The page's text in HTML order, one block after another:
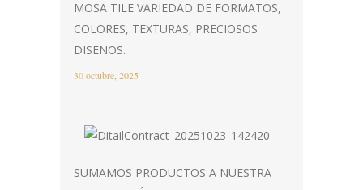
MOSA TILE VARIEDAD DE FORMATOS,
COLORES, TEXTURAS, PRECIOSOS
DISEÑOS.
30 octubre, 2025
SUMAMOS PRODUCTOS A NUESTRA